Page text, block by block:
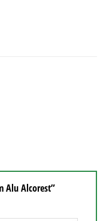
Alu Alcorest”